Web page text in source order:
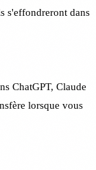
s'effondreront dans
ChatGPT, Claude
lorsque vous